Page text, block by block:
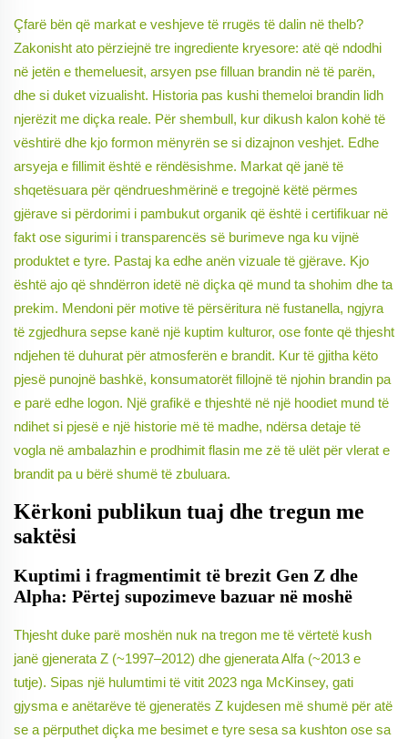
Çfarë bën që markat e veshjeve të rrugës të dalin në thelb?
Zakonisht ato përziejnë tre ingrediente kryesore: atë që ndodhi
në jetën e themeluesit, arsyen pse filluan brandin në të parën,
dhe si duket vizualisht. Historia pas kushi themeloi brandin lidh
njerëzit me diçka reale. Për shembull, kur dikush kalon kohë të
vështirë dhe kjo formon mënyrën se si dizajnon veshjet. Edhe
arsyeja e fillimit është e rëndësishme. Markat që janë të
shqetësuara për qëndrueshmërinë e tregojnë këtë përmes
gjërave si përdorimi i pambukut organik që është i certifikuar në
fakt ose sigurimi i transparencës së burimeve nga ku vijnë
produktet e tyre. Pastaj ka edhe anën vizuale të gjërave. Kjo
është ajo që shndërron idetë në diçka që mund ta shohim dhe ta
prekim. Mendoni për motive të përsëritura në fustanella, ngjyra
të zgjedhura sepse kanë një kuptim kulturor, ose fonte që thjesht
ndjehen të duhurat për atmosferën e brandit. Kur të gjitha këto
pjesë punojnë bashkë, konsumatorët fillojnë të njohin brandin pa
e parë edhe logon. Një grafikë e thjeshtë në një hoodiet mund të
ndihet si pjesë e një historie më të madhe, ndërsa detaje të
vogla në ambalazhin e prodhimit flasin me zë të ulët për vlerat e
brandit pa u bërë shumë të zbuluara.
Kërkoni publikun tuaj dhe tregun me
saktësi
Kuptimi i fragmentimit të brezit Gen Z dhe
Alpha: Përtej supozimeve bazuar në moshë
Thjesht duke parë moshën nuk na tregon me të vërtetë kush
janë gjenerata Z (~1997–2012) dhe gjenerata Alfa (~2013 e
tutje). Sipas një hulumtimi të vitit 2023 nga McKinsey, gati
gjysma e anëtarëve të gjeneratës Z kujdesen më shumë për atë
se a përputhet diçka me besimet e tyre sesa sa kushton ose sa